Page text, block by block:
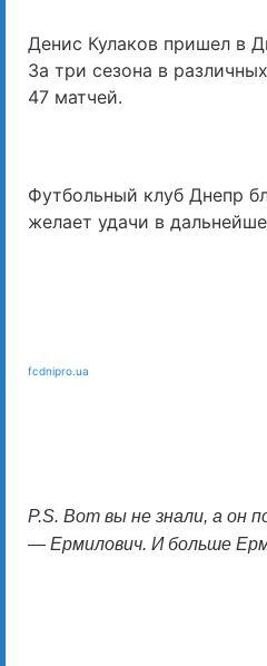
Денис Кулаков пришел в
За три сезона в
47 матчей.
Футбольный клуб Днепр
желает удачи в
fcdnipro.ua
P.S. Вот вы не знали, а он
— Ермилович. И больше